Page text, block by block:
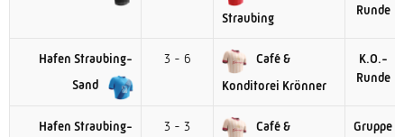
Straubing
Runde
Hafen Straubing-
Sand
3 - 6
Café &
Konditorei Krönner
K.O.-
Runde
Hafen Straubing-
3 - 3
Café &
Gruppe